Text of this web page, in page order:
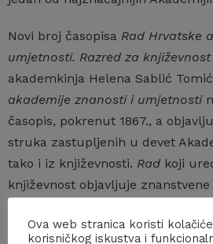
Novi broj časopisa Rad Hrvatske
umjetnosti. Razred za književnost
akademkinja Helena Sablić
akademije znanosti i umjetnosti
časopis, pokrenut 1867., a
struka zastupljenih u devet
tako i iz književnosti. Rad koji
književnost objavljuje
članova Razreda.
Ova web stranica koristi
korisničkog iskustva i